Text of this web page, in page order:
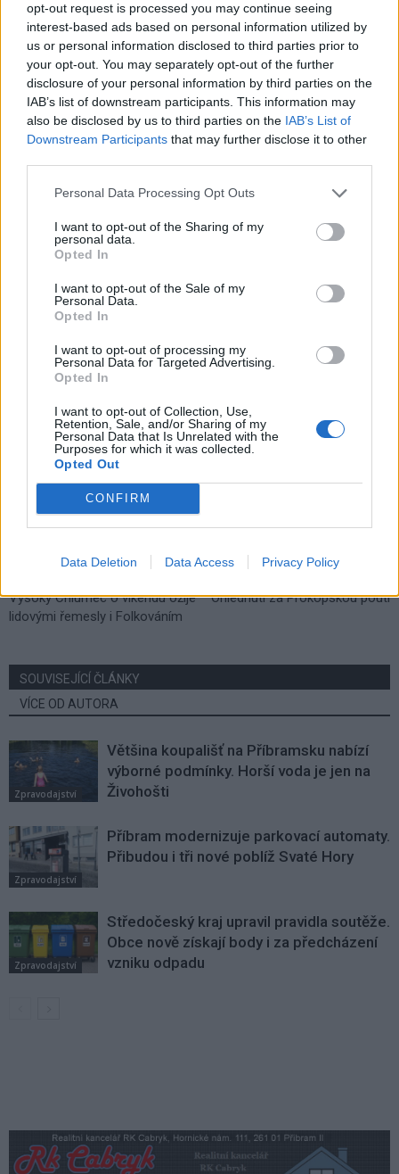
opt-out request is processed you may continue seeing
interest-based ads based on personal information utilized by
us or personal information disclosed to third parties prior to
your opt-out. You may separately opt-out of the further
disclosure of your personal information by third parties on the
IAB’s list of downstream participants. This information may
also be disclosed by us to third parties on the IAB’s List of
Downstream Participants that may further disclose it to other
Personal Data Processing Opt Outs
I want to opt-out of the Sharing of my
personal data.
Opted In
I want to opt-out of the Sale of my
Personal Data.
Opted In
I want to opt-out of processing my
Personal Data for Targeted Advertising.
Opted In
I want to opt-out of Collection, Use,
Retention, Sale, and/or Sharing of my
Personal Data that Is Unrelated with the
Purposes for which it was collected.
Opted Out
CONFIRM
Data Deletion Data Access Privacy Policy
bezpečnost Dlouhá Lhota dolů kolo
Vysoký Chlumec o víkendu ožije
lidovými řemesly i Folkováním
Následující článek
Ohlédnutí za Prokopskou poutí
SOUVISEJÍCÍ ČLÁNKY
VÍCE OD AUTORA
Zpravodajství
Většina koupališť na Příbramsku nabízí
výborné podmínky. Horší voda je jen na
Živohošti
Zpravodajství
Příbram modernizuje parkovací automaty.
Přibudou i tři nové poblíž Svaté Hory
Zpravodajství
Středočeský kraj upravil pravidla soutěže.
Obce nově získají body i za předcházení
vzniku odpadu